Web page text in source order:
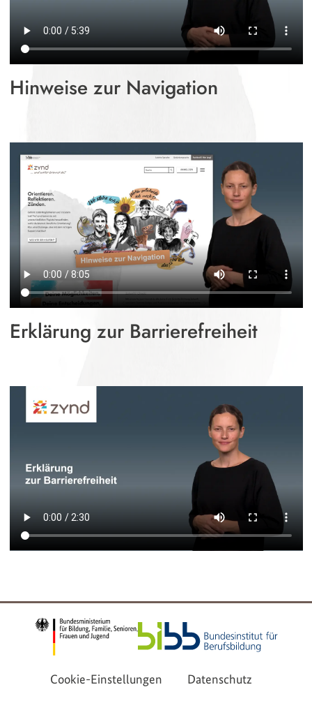
Hinweise zur Navigation
Erklärung zur Barrierefreiheit
Cookie-Einstellungen Datenschutz